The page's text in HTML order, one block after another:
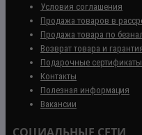
Условия соглашения
Продажа товаров в
Продажа товара по
Возврат товара и
Подарочные сертификаты
Контакты
Полезная информация
Вакансии